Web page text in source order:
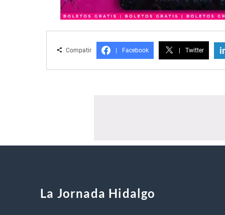
Compatir Facebook Twitter
La Jornada Hidalgo